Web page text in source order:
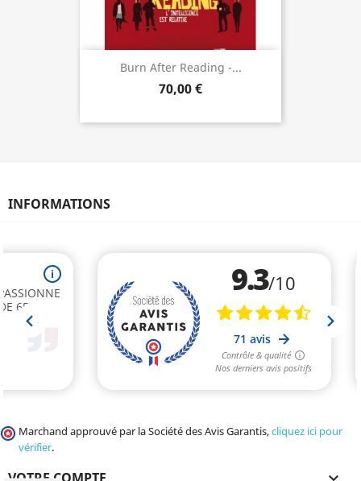
Burn After Reading -...
70,00 €
INFORMATIONS
Marchand approuvé par la Société des Avis Garantis,cliquez ici pour
vérifier.